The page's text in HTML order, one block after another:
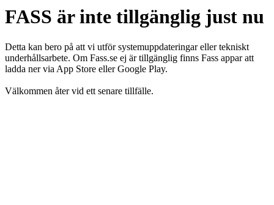
FASS är inte tillgänglig just nu
Detta kan bero på att vi utför systemuppdateringar eller tekniskt
underhållsarbete. Om Fass.se ej är tillgänglig finns Fass appar att
ladda ner via App Store eller Google Play.
Välkommen åter vid ett senare tillfälle.